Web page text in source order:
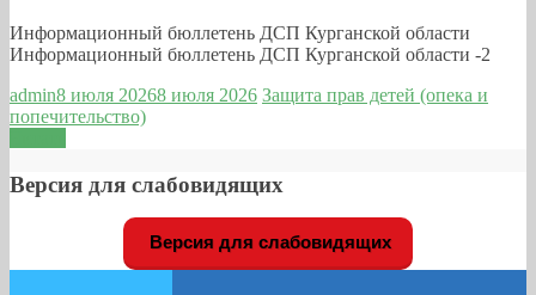
Информационный бюллетень ДСП Курганской области
Информационный бюллетень ДСП Курганской области -2
admin8 июля 20268 июля 2026 Защита прав детей (опека и
попечительство)
Версия для слабовидящих
Версия для слабовидящих